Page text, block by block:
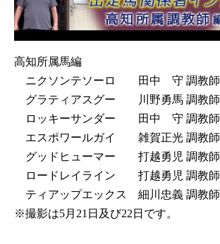
高知所属馬編
ニクソンテソーロ 田中 守 調教師
グラティアスグー 川野勇馬 調教師
ロッキーサンダー 田中 守 調教師
エスポワールガイ 雑賀正光 調教師
グッドヒューマー 打越勇児 調教師
ロードレイライン 打越勇児 調教師
ティアップエックス 細川忠義 調教師
※撮影は5月21日及び22日です。